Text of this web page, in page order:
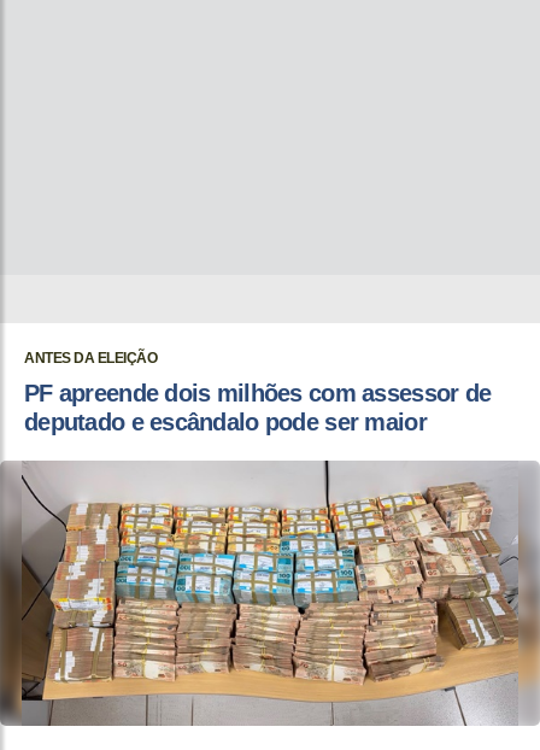
ANTES DA ELEIÇÃO
PF apreende dois milhões com assessor de
deputado e escândalo pode ser maior